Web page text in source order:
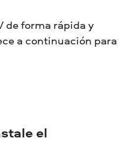
de forma rápida y
a continuación para
el